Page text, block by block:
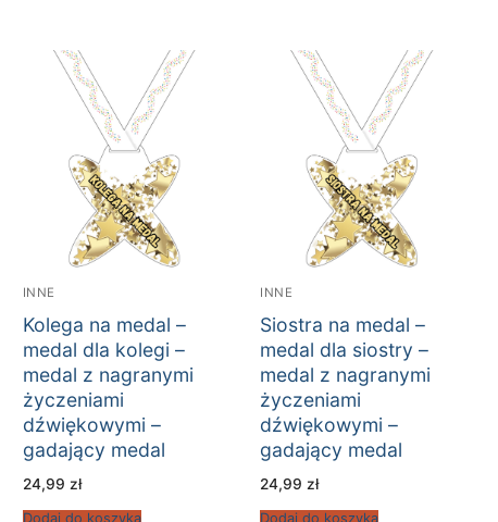
INNE
Kolega na medal –
medal dla kolegi –
medal z nagranymi
życzeniami
dźwiękowymi –
gadający medal
24,99 zł
Dodaj do koszyka
INNE
Siostra na medal –
medal dla siostry –
medal z nagranymi
życzeniami
dźwiękowymi –
gadający medal
24,99 zł
Dodaj do koszyka